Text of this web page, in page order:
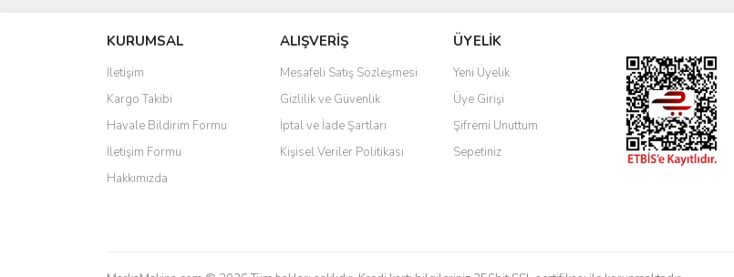
Yorum Yaz
Ürün resmi kalitesiz, bozuk veya görüntülenemiyor.
Ürün açıklamasında eksik bilgiler bulunuyor.
Ürün bilgilerinde hatalar bulunuyor.
Ürün fiyatı diğer sitelerden daha pahalı.
Bu ürüne benzer farklı alternatifler olmalı.
KURUMSAL
İletişim
Kargo Takibi
Havale Bildirim Formu
İletişim Formu
Hakkımızda
ALIŞVERİŞ
Mesafeli Satış Sözleşmesi
Gizlilik ve Güvenlik
İptal ve İade Şartları
Kişisel Veriler Politikası
ÜYELİK
Yeni Üyelik
Üye Girişi
Şifremi Unuttum
Sepetiniz